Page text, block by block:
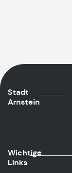
Stadt
Arnstein
Wichtige
Links